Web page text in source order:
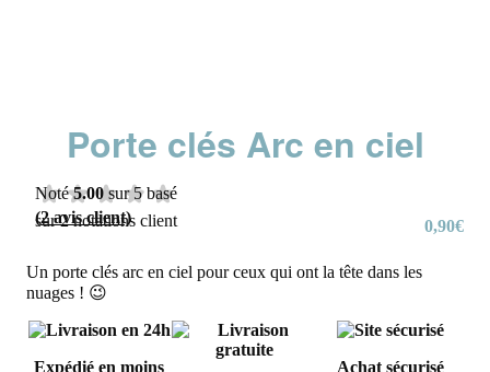
Porte clés Arc en ciel
Noté5.00 sur 5 basé
sur2notations client
(2avis client) 0,90€
Un porte clés arc en ciel pour ceux qui ont la tête dans les
nuages ! 😉
Expédié en moins Achat sécurisé